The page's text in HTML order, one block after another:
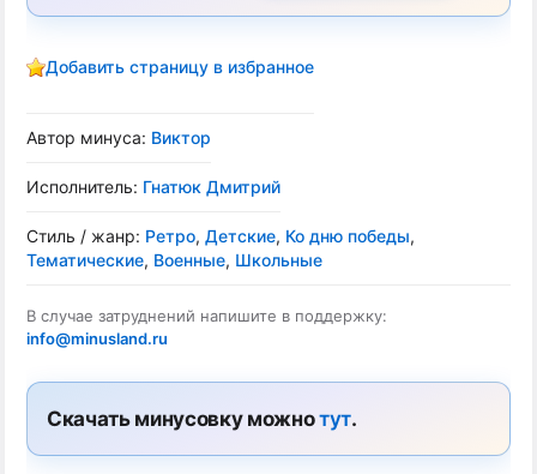
Добавить страницу в избранное
Автор минуса: Виктор
Исполнитель: Гнатюк Дмитрий
Стиль / жанр: Ретро, Детские, Ко дню победы,
Тематические, Военные, Школьные
В случае затруднений напишите в поддержку:
info@minusland.ru
Скачать минусовку можнотут.